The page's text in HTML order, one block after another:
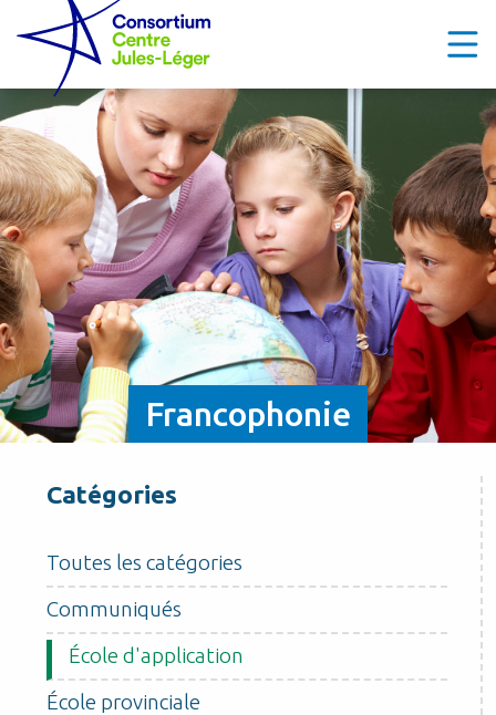
Francophonie
Catégories
Toutes les catégories
Communiqués
École d'application
École provinciale